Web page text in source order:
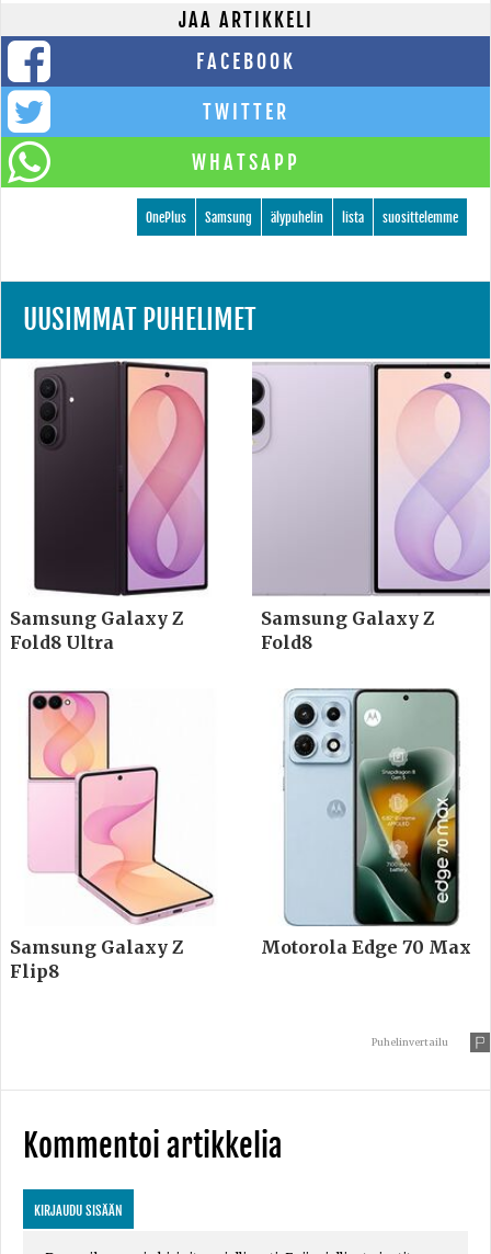
JAA ARTIKKELI
FACEBOOK
TWITTER
WHATSAPP
suosittelemme
lista
älypuhelin
Samsung
OnePlus
UUSIMMAT PUHELIMET
Samsung Galaxy Z
Fold8 Ultra
Samsung Galaxy Z
Fold8
Samsung Galaxy Z
Flip8
Motorola Edge 70 Max
Puhelinvertailu
Kommentoi artikkelia
KIRJAUDU SISÄÄN